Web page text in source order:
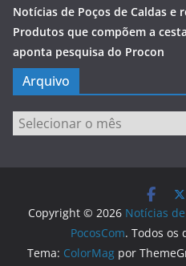
Notícias de Poços de Caldas e
Produtos que compõem a
aponta pesquisa do Procon
Arquivo
Arquivo
Copyright © 2026 Notícias
PocosCom. Todos os
Tema: ColorMag por